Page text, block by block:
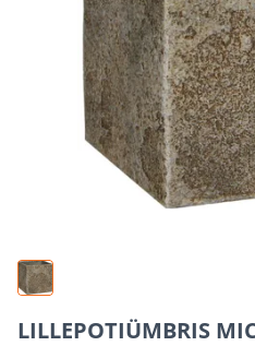
LILLEPOTIÜMBRIS